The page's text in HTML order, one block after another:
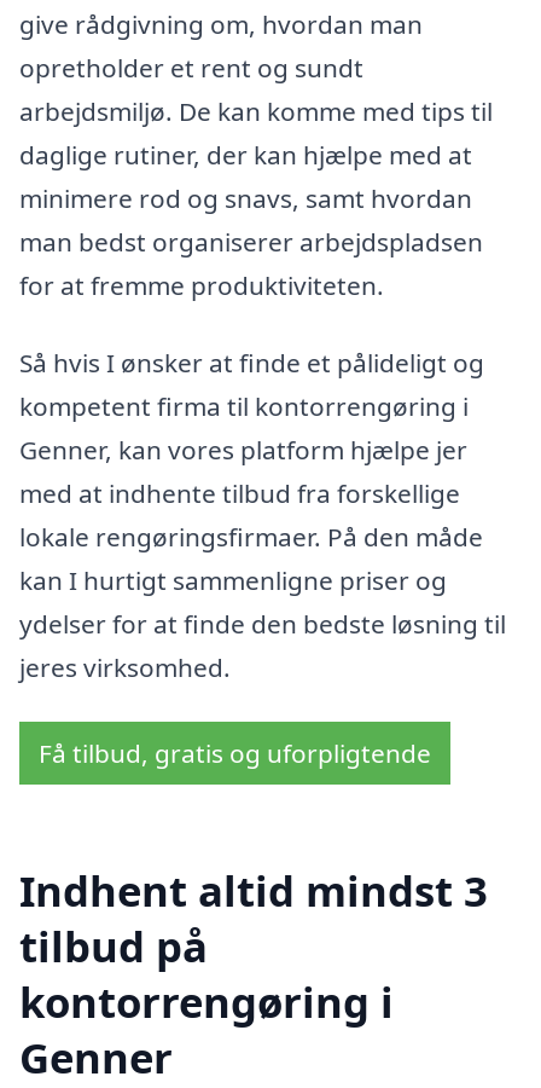
give rådgivning om, hvordan man
opretholder et rent og sundt
arbejdsmiljø. De kan komme med tips til
daglige rutiner, der kan hjælpe med at
minimere rod og snavs, samt hvordan
man bedst organiserer arbejdspladsen
for at fremme produktiviteten.
Så hvis I ønsker at finde et pålideligt og
kompetent firma til kontorrengøring i
Genner, kan vores platform hjælpe jer
med at indhente tilbud fra forskellige
lokale rengøringsfirmaer. På den måde
kan I hurtigt sammenligne priser og
ydelser for at finde den bedste løsning til
jeres virksomhed.
Få tilbud, gratis og uforpligtende
Indhent altid mindst 3
tilbud på
kontorrengøring i
Genner